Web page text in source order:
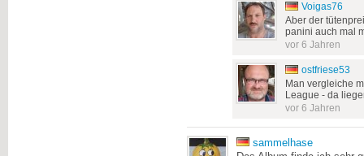
Voigas76
Aber der
panini auch mal
vor 6 Jahren
ostfriese53
Man vergleiche
League - da
vor 6 Jahren
sammelhase